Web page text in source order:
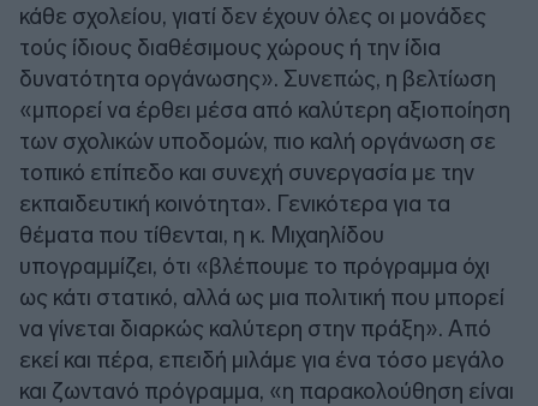
κάθε σχολείου, γιατί δεν έχουν όλες οι μονάδες
τούς ίδιους διαθέσιμους χώρους ή την ίδια
δυνατότητα οργάνωσης». Συνεπώς, η βελτίωση
«μπορεί να έρθει μέσα από καλύτερη αξιοποίηση
των σχολικών υποδομών, πιο καλή οργάνωση σε
τοπικό επίπεδο και συνεχή συνεργασία με την
εκπαιδευτική κοινότητα». Γενικότερα για τα
θέματα που τίθενται, η κ. Μιχαηλίδου
υπογραμμίζει, ότι «βλέπουμε το πρόγραμμα όχι
ως κάτι στατικό, αλλά ως μια πολιτική που μπορεί
να γίνεται διαρκώς καλύτερη στην πράξη». Από
εκεί και πέρα, επειδή μιλάμε για ένα τόσο μεγάλο
και ζωντανό πρόγραμμα, «η παρακολούθηση είναι